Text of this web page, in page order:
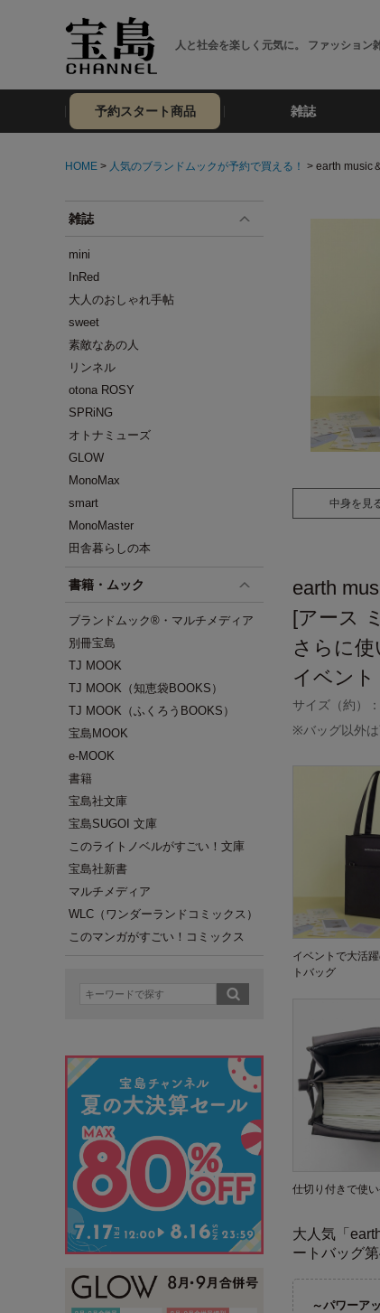
人と社会を楽しく元気に。 ファッション
予約スタート商品 雑誌
HOME > 人気のブランドムックが予約で買える！ > earth music
雑誌
mini
InRed
大人のおしゃれ手帖
sweet
素敵なあの人
リンネル
otona ROSY
SPRiNG
オトナミューズ
GLOW
MonoMax
smart
MonoMaster
田舎暮らしの本
書籍・ムック
ブランドムック®・マルチメディア
別冊宝島
TJ MOOK
TJ MOOK（知恵袋BOOKS）
TJ MOOK（ふくろうBOOKS）
宝島MOOK
e-MOOK
書籍
宝島社文庫
宝島SUGOI 文庫
このライトノベルがすごい！文庫
宝島社新書
マルチメディア
WLC（ワンダーランドコミックス）
このマンガがすごい！コミックス
中身を見
earth
[アース
さらに
イベン
サイズ（約）
※バッグ以外
イベントで大活
トバッグ
仕切り付きで使い
大人気「
ートバッグ
～パワーア